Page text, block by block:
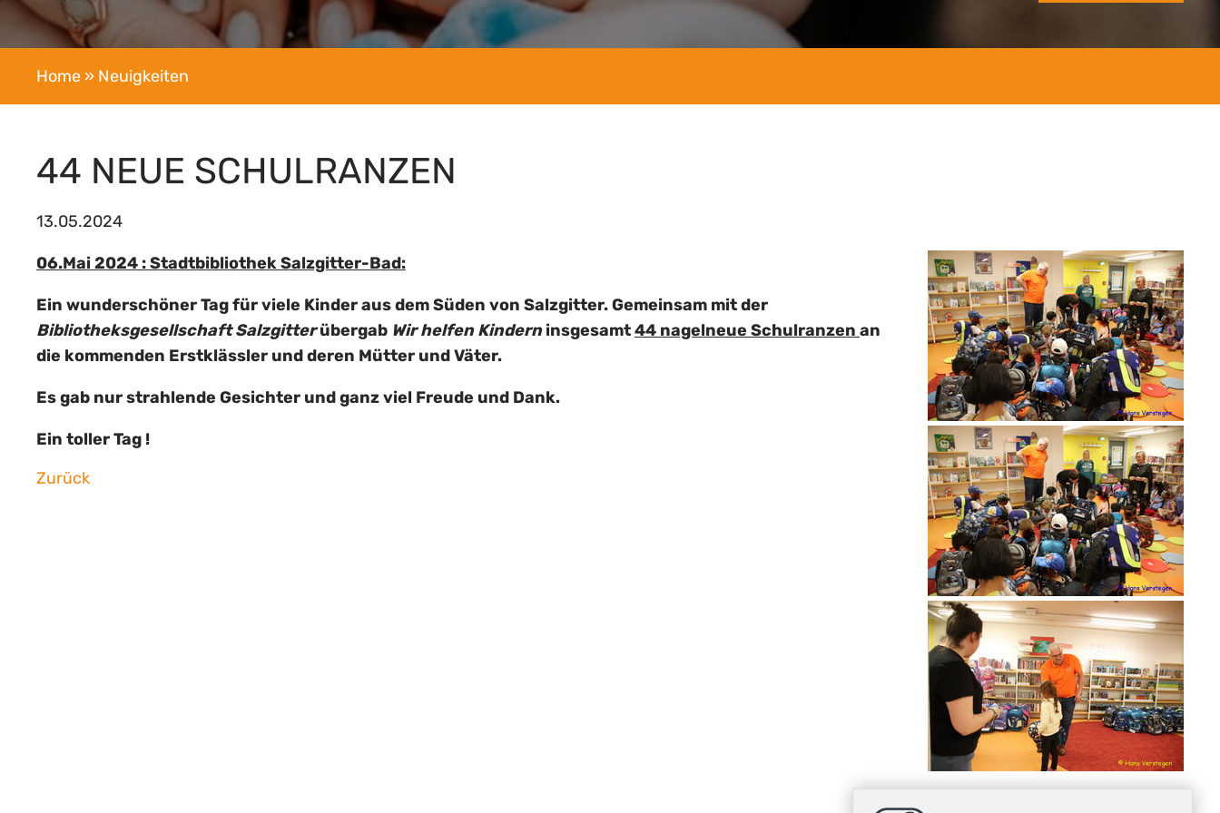
Home » Neuigkeiten
44 NEUE SCHULRANZEN
13.05.2024
06.Mai 2024 : Stadtbibliothek Salzgitter-Bad:
Ein wunderschöner Tag für viele Kinder aus dem Süden von Salzgitter. Gemeinsam mit der
Bibliotheksgesellschaft Salzgitterübergab Wir helfen Kinderninsgesamt44 nagelneue Schulranzen an
die kommenden Erstklässler und deren Mütter und Väter.
Es gab nur strahlende Gesichter und ganz viel Freude und Dank.
Ein toller Tag !
Zurück